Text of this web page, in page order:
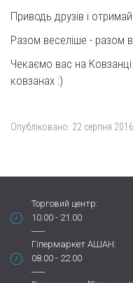
Приводь друзів і
Разом веселіше - разом
Чекаємо вас на
ковзанах :)
Опубліковано: 22 серпня 2016
Торговий центр:
10.00 - 21.00
Гіпермаркет АШАН:
08.00 - 22.00